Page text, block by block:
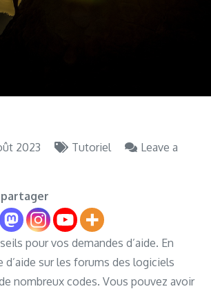
2023 Tutoriel
Leave a
partager
pour vos demandes d’aide. En
d’aide sur les forums des logiciels
nombreux codes. Vous pouvez avoir